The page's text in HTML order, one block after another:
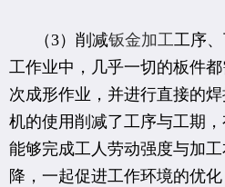
（3）削减钣金加工工序
工作业中，几乎一切的板件
次成形作业，并进行直接的
机的使用削减了工序与工期
能够完成工人劳动强度与加
降，一起促进工作环境的优